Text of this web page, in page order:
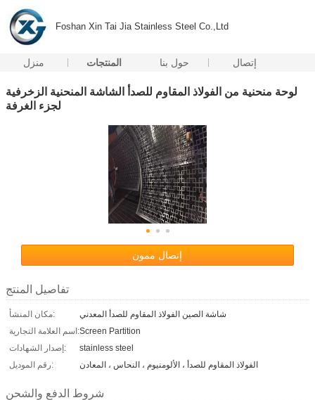
Foshan Xin Tai Jia Stainless Steel Co.,Ltd
منزل المنتجات حول بنا إتصال
لوحة منحنية من الفولاذ المقاوم للصدأ الشاشة المنحنية الزخرفية
لجزء الغرفة
إتصال ممون
تفاصيل المنتج
مكان المنشأ:
شاشة الصين الفولاذ المقاوم للصدأ المعدني
اسم العلامة التجارية:Screen Partition
إصدار الشهادات:
stainless steel
رقم الموديل:
الفولاذ المقاوم للصدأ ، الألومنيوم ، النحاس ، المعادن
شروط الدفع والشحن